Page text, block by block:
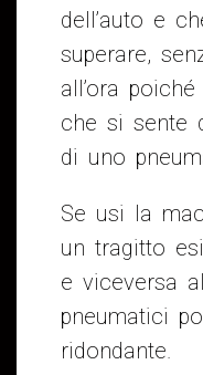
dell’auto e
superare,
all’ora
che si sente
di uno
Se usi la
un tragitto
e viceversa
pneumatici
ridondante.